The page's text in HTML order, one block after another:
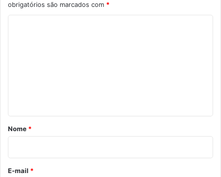
obrigatórios são marcados com *
r
o
*
Nome *
E-mail *